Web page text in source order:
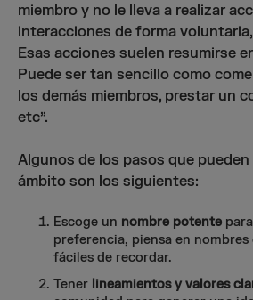
miembro y no le lleva a realizar
interacciones de forma
Esas acciones suelen resumirse
Puede ser tan sencillo como
los demás miembros, prestar un
etc”.
Algunos de los pasos que
ámbito son los siguientes:
Escoge un nombre potente
preferencia, piensa en nombres
fáciles de recordar.
Tener lineamientos y valores